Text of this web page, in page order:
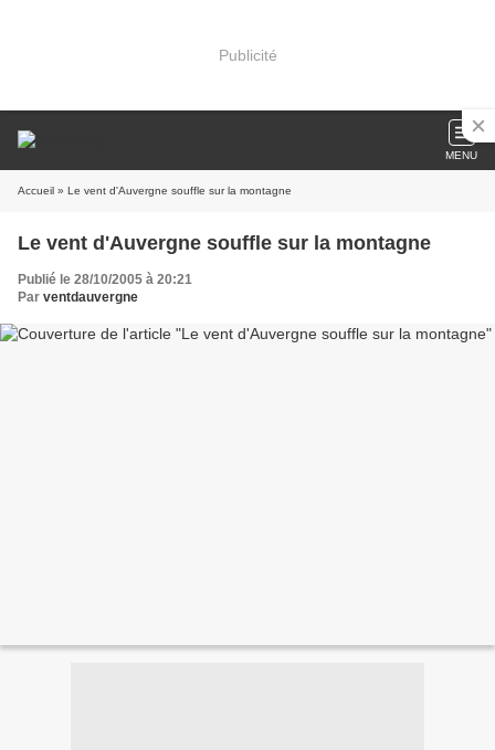
Publicité
MENU
Accueil » Le vent d'Auvergne souffle sur la montagne
Le vent d'Auvergne souffle sur la montagne
Publié le 28/10/2005 à 20:21
Par ventdauvergne